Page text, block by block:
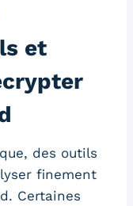
et
des outils
finement
Certaines